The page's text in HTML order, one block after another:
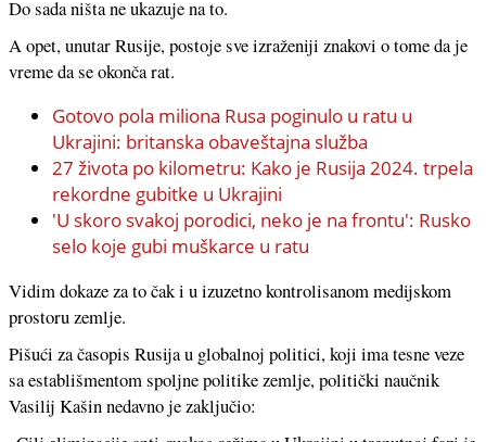
Do sada ništa ne ukazuje na to.
A opet, unutar Rusije, postoje sve izraženiji znakovi o tome da je
vreme da se okonča rat.
Gotovo pola miliona Rusa poginulo u ratu u
Ukrajini: britanska obaveštajna služba
27 života po kilometru: Kako je Rusija 2024. trpela
rekordne gubitke u Ukrajini
'U skoro svakoj porodici, neko je na frontu': Rusko
selo koje gubi muškarce u ratu
Vidim dokaze za to čak i u izuzetno kontrolisanom medijskom
prostoru zemlje.
Pišući za časopis Rusija u globalnoj politici, koji ima tesne veze
sa establišmentom spoljne politike zemlje, politički naučnik
Vasilij Kašin nedavno je zaključio: